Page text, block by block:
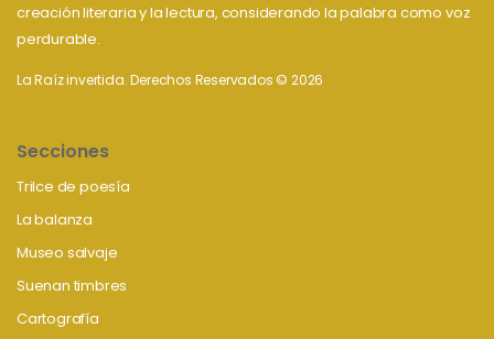
creación literaria y la lectura, considerando la palabra como voz
perdurable.
La Raíz invertida. Derechos Reservados © 2026
Secciones
Trilce de poesía
La balanza
Museo salvaje
Suenan timbres
Cartografía